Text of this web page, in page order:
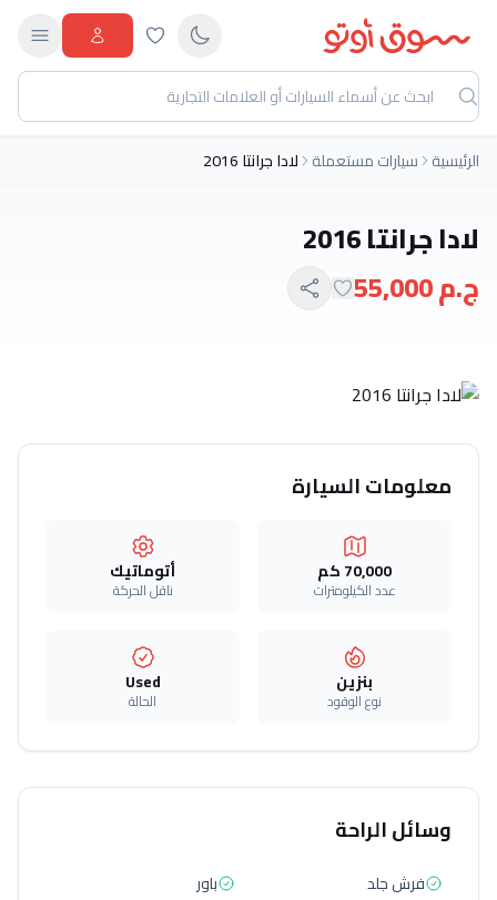
الرئيسية سيارات مستعملة لادا جرانتا 2016
لادا جرانتا 2016
ج.م 55,000
معلومات السيارة
70,000 كم
عدد الكيلومترات
أتوماتيك‎
ناقل الحركة
بنزين
نوع الوقود
Used
الحالة
وسائل الراحة
فرش جلد
باور